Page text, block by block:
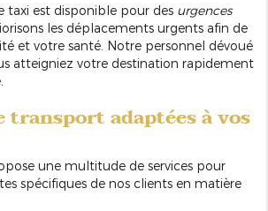
taxi est disponible pour des urgences
les déplacements urgents afin de
et votre santé. Notre personnel dévoué
atteigniez votre destination rapidement
transport adaptées à vos
une multitude de services pour
spécifiques de nos clients en matière